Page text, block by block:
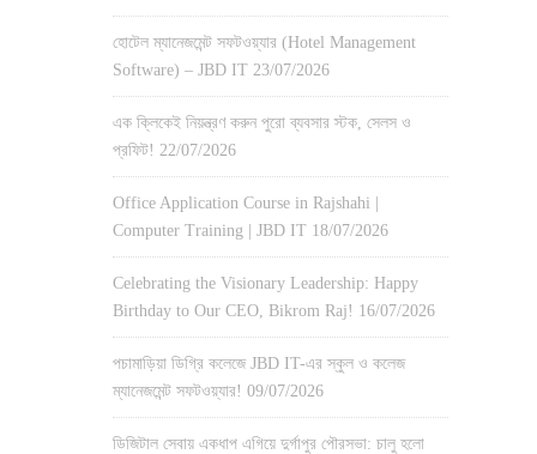
হোটেল ম্যানেজমেন্ট সফটওয়্যার (Hotel Management
Software) – JBD IT 23/07/2026
এক ক্লিকেই নিয়ন্ত্রণ করুন পুরো ব্যবসার স্টক, সেলস ও
প্রফিট! 22/07/2026
Office Application Course in Rajshahi |
Computer Training | JBD IT 18/07/2026
Celebrating the Visionary Leadership: Happy
Birthday to Our CEO, Bikrom Raj! 16/07/2026
পচামাড়িয়া ডিগ্রি কলেজে JBD IT-এর স্কুল ও কলেজ
ম্যানেজমেন্ট সফটওয়্যার! 09/07/2026
ডিজিটাল সেবায় একধাপ এগিয়ে দুর্গাপুর পৌরসভা: চালু হলো